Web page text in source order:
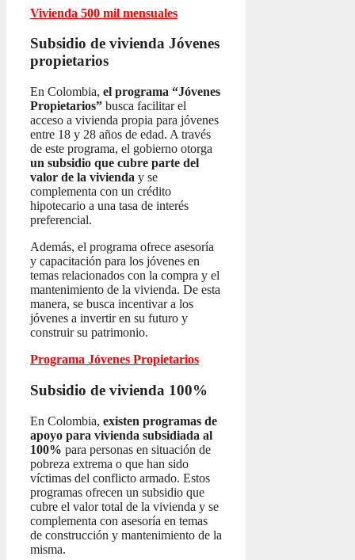
Vivienda 500 mil mensuales
Subsidio de vivienda Jóvenes
propietarios
En Colombia, el programa “Jóvenes
Propietarios” busca facilitar el
acceso a vivienda propia para jóvenes
entre 18 y 28 años de edad. A través
de este programa, el gobierno otorga
un subsidio que cubre parte del
valor de la vivienda y se
complementa con un crédito
hipotecario a una tasa de interés
preferencial.
Además, el programa ofrece asesoría
y capacitación para los jóvenes en
temas relacionados con la compra y el
mantenimiento de la vivienda. De esta
manera, se busca incentivar a los
jóvenes a invertir en su futuro y
construir su patrimonio.
Programa Jóvenes Propietarios
Subsidio de vivienda 100%
En Colombia, existen programas de
apoyo para vivienda subsidiada al
100% para personas en situación de
pobreza extrema o que han sido
víctimas del conflicto armado. Estos
programas ofrecen un subsidio que
cubre el valor total de la vivienda y se
complementa con asesoría en temas
de construcción y mantenimiento de la
misma.